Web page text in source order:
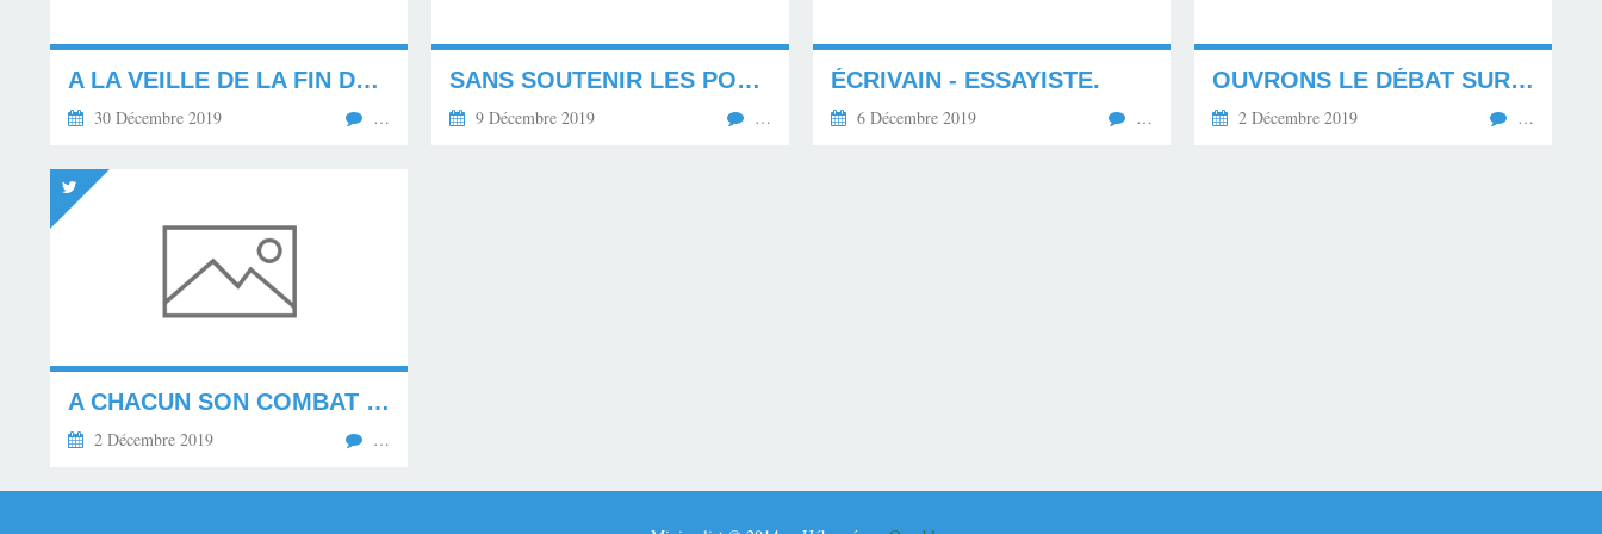
A LA VEILLE DE LA FIN DE L'ANNÉE 2018 ! SOUVENIR...
30 Décembre 2019 …
SANS SOUTENIR LES POSITIONS HABITUELLES DE...
9 Décembre 2019 …
ÉCRIVAIN - ESSAYISTE.
6 Décembre 2019 …
OUVRONS LE DÉBAT SUR LES LANGUES RÉGIONALES...
2 Décembre 2019 …
A CHACUN SON COMBAT ? HTTPS://T.CO/NYUJMBDEYB
2 Décembre 2019 …